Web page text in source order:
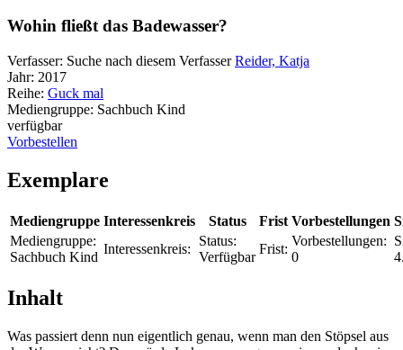
Wohin fließt das Badewasser?
Verfasser: Suche nach diesem Verfasser Reider, Katja
Jahr: 2017
Reihe: Guck mal
Mediengruppe: Sachbuch Kind
verfügbar
Vorbestellen
Exemplare
Mediengruppe Interessenkreis Status Frist Vorbestellungen
Mediengruppe:
Sachbuch Kind
Interessenkreis:
Status:
Verfügbar
Frist:
Vorbestellungen:
0
Inhalt
Was passiert denn nun eigentlich genau, wenn man den Stöpsel aus